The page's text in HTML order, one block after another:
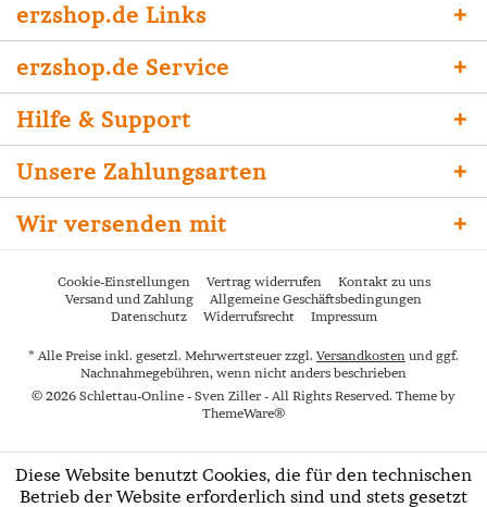
erzshop.de Links
erzshop.de Service
Hilfe & Support
Unsere Zahlungsarten
Wir versenden mit
Cookie-Einstellungen Vertrag widerrufen
Kontakt zu uns
Versand und Zahlung
Allgemeine Geschäftsbedingungen
Datenschutz
Widerrufsrecht Impressum
* Alle Preise inkl. gesetzl. Mehrwertsteuer zzgl. Versandkosten und ggf.
Nachnahmegebühren, wenn nicht anders beschrieben
© 2026 Schlettau-Online - Sven Ziller - All Rights Reserved. Theme by
ThemeWare®
Diese Website benutzt Cookies, die für den technischen
Betrieb der Website erforderlich sind und stets gesetzt